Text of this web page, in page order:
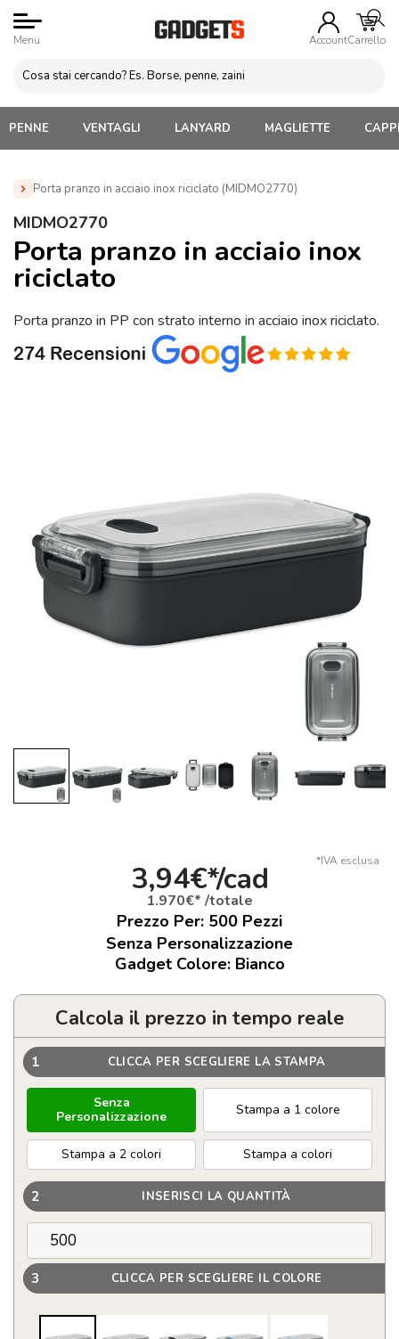
Menu AccountCarrello
PENNE VENTAGLI LANYARD MAGLIETTE
Porta pranzo in acciaio inox riciclato (MIDMO2770)
Home » Gadget Cucina
MIDMO2770
Porta pranzo in acciaio inox
riciclato
Porta pranzo in PP con strato interno in acciaio inox riciclato.
*IVA esclusa
3,94€*/cad
1.970€* /totale
Prezzo Per: 500 Pezzi
Senza Personalizzazione
Gadget Colore: Bianco
Calcola il prezzo in tempo reale
1 CLICCA PER SCEGLIERE LA STAMPA
Senza
Personalizzazione
Stampa a 1 colore
Stampa a 2 colori Stampa a colori
2 INSERISCI LA QUANTITÀ
3 CLICCA PER SCEGLIERE IL COLORE